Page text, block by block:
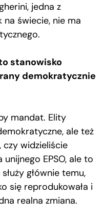
jedna z
świecie, nie ma
stanowisko
demokratycznie
mandat. Elity
ale też
czy widzieliście
EPSO, ale to
głównie temu,
się reprodukowała i
realna zmiana.